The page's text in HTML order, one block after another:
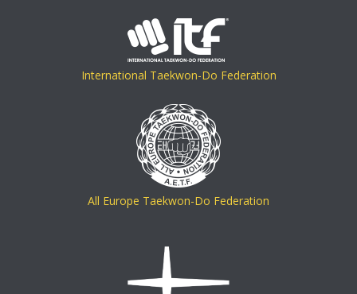
International Taekwon-Do Federation
All Europe Taekwon-Do Federation